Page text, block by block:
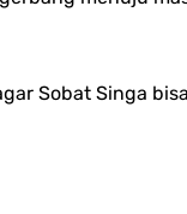
Sobat Singa